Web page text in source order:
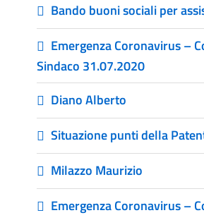
Bando buoni sociali per
Emergenza Coronavirus –
Sindaco 31.07.2020
Diano Alberto
Situazione punti della
Milazzo Maurizio
Emergenza Coronavirus –